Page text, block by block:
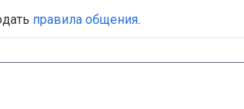
правила общения.